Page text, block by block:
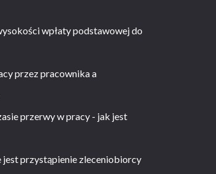
wpłaty podstawowej do
przez pracownika a
przerwy w pracy - jak jest
jest przystąpienie zleceniobiorcy